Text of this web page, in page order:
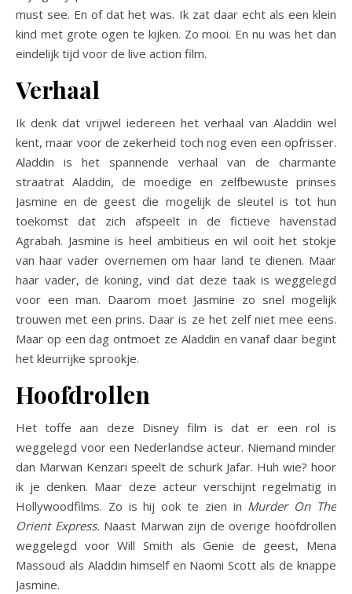
must see. En of dat het was. Ik zat daar echt als een klein
kind met grote ogen te kijken. Zo mooi. En nu was het dan
eindelijk tijd voor de live action film.
Verhaal
Ik denk dat vrijwel iedereen het verhaal van Aladdin wel
kent, maar voor de zekerheid toch nog even een opfrisser.
Aladdin is het spannende verhaal van de charmante
straatrat Aladdin, de moedige en zelfbewuste prinses
Jasmine en de geest die mogelijk de sleutel is tot hun
toekomst dat zich afspeelt in de fictieve havenstad
Agrabah. Jasmine is heel ambitieus en wil ooit het stokje
van haar vader overnemen om haar land te dienen. Maar
haar vader, de koning, vind dat deze taak is weggelegd
voor een man. Daarom moet Jasmine zo snel mogelijk
trouwen met een prins. Daar is ze het zelf niet mee eens.
Maar op een dag ontmoet ze Aladdin en vanaf daar begint
het kleurrijke sprookje.
Hoofdrollen
Het toffe aan deze Disney film is dat er een rol is
weggelegd voor een Nederlandse acteur. Niemand minder
dan Marwan Kenzari speelt de schurk Jafar. Huh wie? hoor
ik je denken. Maar deze acteur verschijnt regelmatig in
Hollywoodfilms. Zo is hij ook te zien in Murder On The
Orient Express. Naast Marwan zijn de overige hoofdrollen
weggelegd voor Will Smith als Genie de geest, Mena
Massoud als Aladdin himself en Naomi Scott als de knappe
Jasmine.